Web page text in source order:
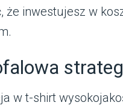
że inwestujesz w
w t-shirt